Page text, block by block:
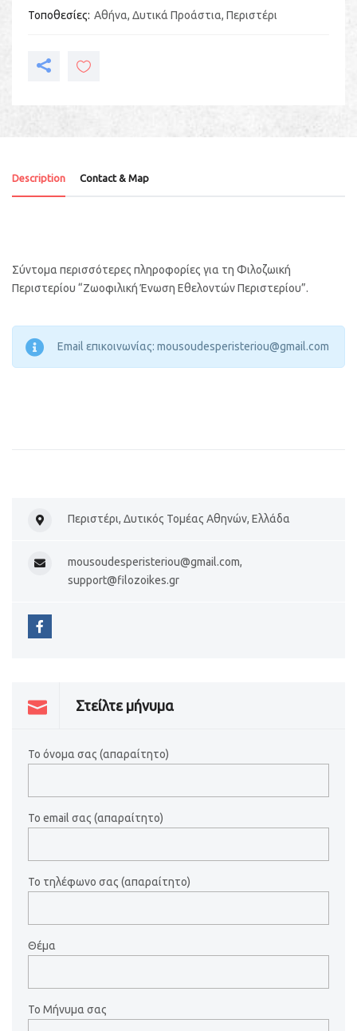
Τοποθεσίες Αθήνα, Δυτικά Προάστια, Περιστέρι
Description Contact & Map
Σύντομα περισσότερες πληροφορίες για τη Φιλοζωική
Περιστερίου “Ζωοφιλική Ένωση Εθελοντών Περιστερίου”.
Email επικοινωνίας: mousoudesperisteriou@gmail.com
Περιστέρι, Δυτικός Τομέας Αθηνών, Ελλάδα
mousoudesperisteriou@gmail.com,
support@filozoikes.gr
Στείλτε μήνυμα
Το όνομα σας (απαραίτητο)
Το email σας (απαραίτητο)
Το τηλέφωνο σας (απαραίτητο)
Θέμα
Το Μήνυμα σας